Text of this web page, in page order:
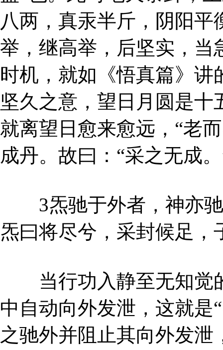
八两，真汞半斤，阴阳
举，继高举，后坚实，当
时机，就如《悟真篇》讲
坚久之意，望日月圆是
就离望日愈来愈远，“老
成丹。故曰：“采之无成
3炁驰于外者，神亦驰
炁曰将尽兮，采封候足
当行功入静至无知觉
中自动向外发泄，这就是
之驰外并阻止其向外发